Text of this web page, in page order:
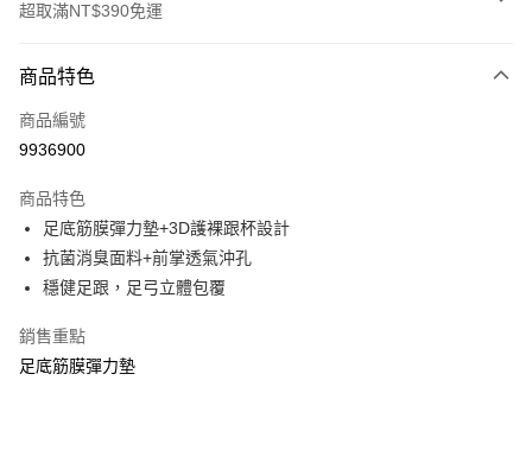
超取滿NT$390免運
POYA支付
信用卡一次付款
LINE Pay
Apple Pay
悠遊付
商品特色
商品編號
9936900
商品特色
足底筋膜彈力墊+3D護裸跟杯設計
抗菌消臭面料+前掌透氣沖孔
穩健足跟，足弓立體包覆
銷售重點
足底筋膜彈力墊